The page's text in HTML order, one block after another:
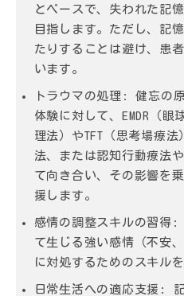
とペースで、失われた記
目指します。ただし、記
たりすることは避け、患
います。
トラウマの処理:
健忘の
体験に対して、EMDR（
理法）やTFT（思考場療
法、または認知行動療法
て向き合い、その影響を
援します。
感情の調整スキルの習得:
て生じる強い感情（不安
に対処するためのスキル
日常生活への適応支援: